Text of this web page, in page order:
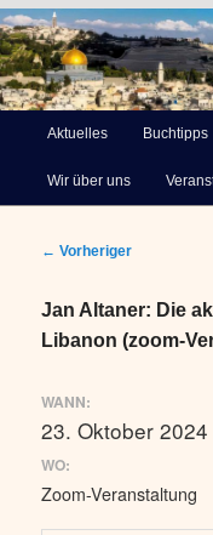
Deutsch-
Zum
primären
Aktuelles Buchtipps
Wir über uns
Beitragsnavigation
← Vorheriger
Jan Altaner: Die
Libanon (zoom-
WANN:
23. Oktober
WO:
Zoom-Veranstaltung